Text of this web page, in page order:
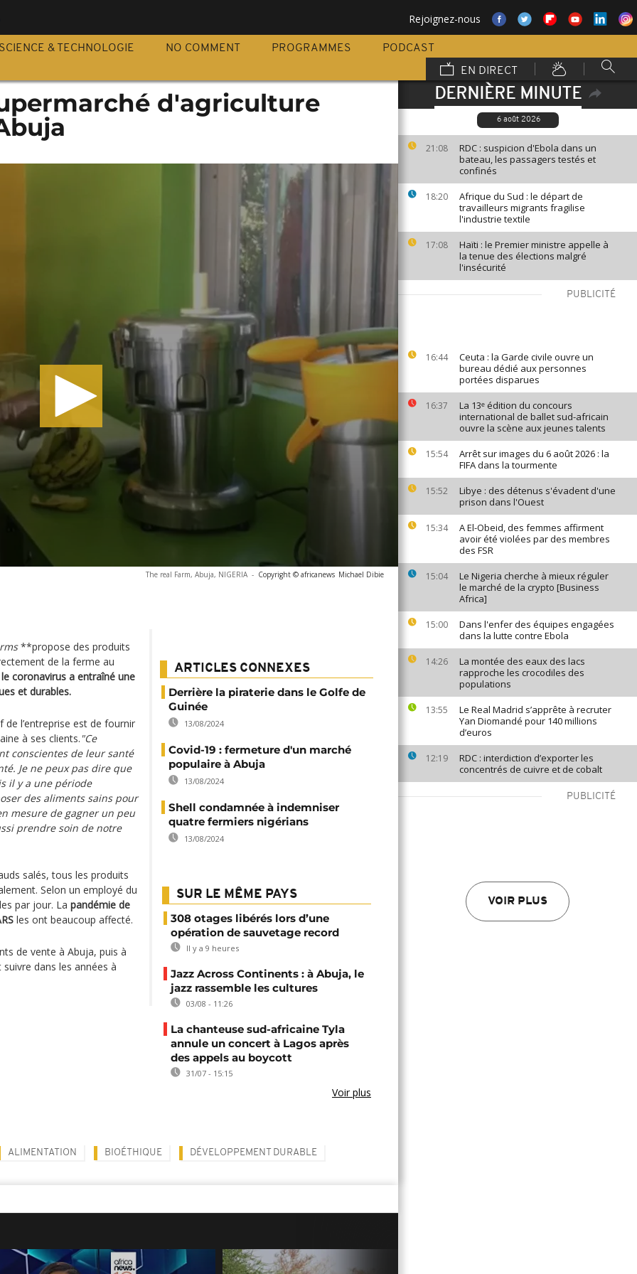
Rejoignez-nous
SCIENCE & TECHNOLOGIE NO COMMENT PROGRAMMES
PODCAST
EN DIRECT
DERNIÈRE MINUTE
6 août 2026
21:08
RDC : suspicion d'Ebola dans un
bateau, les passagers testés et
confinés
18:20
Afrique du Sud : le départ de
travailleurs migrants fragilise
l'industrie textile
17:08
Haïti : le Premier ministre appelle à
la tenue des élections malgré
l'insécurité
PUBLICITÉ
16:44
Ceuta : la Garde civile ouvre un
bureau dédié aux personnes
portées disparues
16:37
La 13ᵉ édition du concours
international de ballet sud-africain
ouvre la scène aux jeunes talents
15:54
Arrêt sur images du 6 août 2026 : la
FIFA dans la tourmente
15:52
Libye : des détenus s'évadent d'une
prison dans l'Ouest
15:34
A El-Obeid, des femmes affirment
avoir été violées par des membres
des FSR
15:04
Le Nigeria cherche à mieux réguler
le marché de la crypto [Business
Africa]
15:00
Dans l'enfer des équipes engagées
dans la lutte contre Ebola
14:26
La montée des eaux des lacs
rapproche les crocodiles des
populations
13:55
Le Real Madrid s’apprête à recruter
Yan Diomandé pour 140 millions
d’euros
12:19
RDC : interdiction d’exporter les
concentrés de cuivre et de cobalt
PUBLICITÉ
VOIR PLUS
d'agriculture
The real Farm, Abuja, NIGERIA - Copyright © africanews Michael Dibie
**propose des produits
de la ferme au
coronavirus a entraîné une
et durables.
de l’entreprise est de fournir
à ses clients. "Ce
conscientes de leur santé
Je ne peux pas dire que
il y a une période
des aliments sains pour
mesure de gagner un peu
prendre soin de notre
salés, tous les produits
Selon un employé du
par jour. La pandémie de
les ont beaucoup affecté.
de vente à Abuja, puis à
dans les années à
ARTICLES CONNEXES
Derrière la piraterie dans le Golfe de
Guinée
13/08/2024
Covid-19 : fermeture d'un marché
populaire à Abuja
13/08/2024
Shell condamnée à indemniser
quatre fermiers nigérians
13/08/2024
SUR LE MÊME PAYS
308 otages libérés lors d’une
opération de sauvetage record
Il y a 9 heures
Jazz Across Continents : à Abuja, le
jazz rassemble les cultures
03/08 - 11:26
La chanteuse sud-africaine Tyla
annule un concert à Lagos après
des appels au boycott
31/07 - 15:15
Voir plus
ALIMENTATION BIOÉTHIQUE DÉVELOPPEMENT DURABLE